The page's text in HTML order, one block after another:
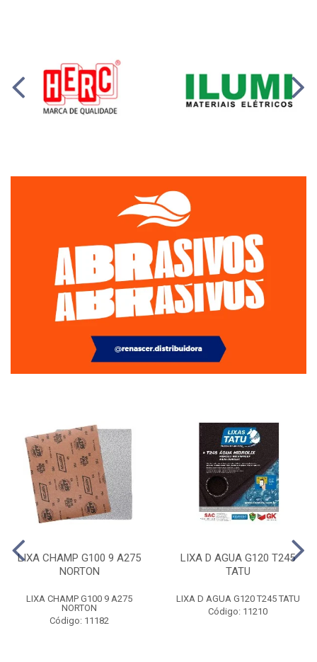
LIXA CHAMP G100 9 A275
NORTON
LIXA CHAMP G100 9 A275
NORTON
Código: 11182
LIXA D AGUA G120 T245
TATU
LIXA D AGUA G120 T245 TATU
Código: 11210